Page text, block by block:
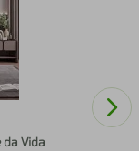
Vida